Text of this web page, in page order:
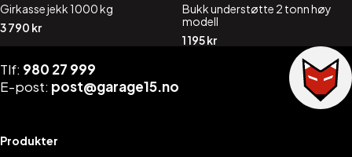
Girkasse jekk 1000 kg
3 790 kr
Bukk understøtte 2 tonn høy
modell
1 195kr
Tlf: 980 27 999
E-post: post@garage15.no
Produkter